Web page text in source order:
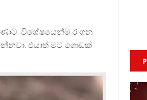
විශේෂයෙන්ම රංගන
එයාත් මට ගොඩක්